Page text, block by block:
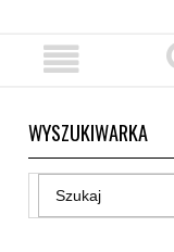
WYSZUKIWARKA